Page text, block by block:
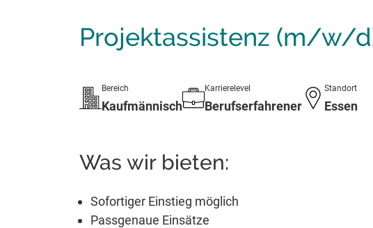
Projektassistenz (m/w/
Bereich
Kaufmännisch
Karrierelevel
Berufserfahrener
Standort
Essen
Was wir bieten:
Sofortiger Einstieg möglich
Passgenaue Einsätze